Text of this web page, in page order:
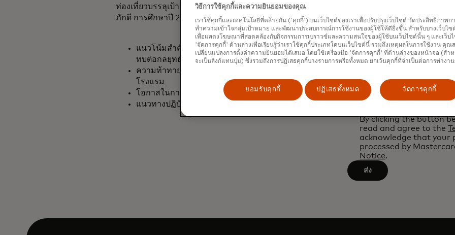
ท่องเที่ยวบรรลุเป้าหมายด้านประสบการณ์ของลูกค้าและความ
ภักดี การศึกษาปี 2024 ครอบคลุมถึง:
แนวโน้มสำคัญในอุตสาหกรรมการท่องเที่ยวและผลกระ
ทบต่อกลยุทธ์ทางธุรกิจ
ความท้าทายที่จำกัดการเติบโตของสายการบินและ
โรงแรม
โอกาสในการปรับปรุงประสบการณ์ของลูกค้า
แนวทางปฏิบัติที่แตกต่างกันไปในแต่ละภูมิภาค
*Industry
Filtering
will
applied
after
3
characters.
Country
Filtering
applied
after
characters.
Yes, I would like to
materials from
By clicking the button
read and agree to the
acknowledge that your
processed by
Notice.
ส่ง
วิธีการใช้คุกกี้และความยินยอมของคุณ
เราใช้คุกกี้และเทคโนโลยีที่คล้ายกัน ('คุกกี้') บนเว็บไซต์ของเราเพื่อปรับปรุงเว็บไซต์ วัดประสิทธิภาพก
ทำความเข้าใจกลุ่มเป้าหมาย และพัฒนาประสบการณ์การใช้งานของผู้ใช้ให้ดียิ่งขึ้น สำหรับบางเว็บไซ
เพื่อแสดงโฆษณาที่สอดคล้องกับกิจกรรมการเบราวซ์และความสนใจของผู้ใช้บนเว็บไซต์นั้น ๆ และเว็บ
'จัดการคุกกี้' ด้านล่างเพื่อเรียนรู้ว่าเราใช้คุกกี้ประเภทใดบนเว็บไซต์นี้ รวมถึงเหตุผลในการใช้งาน คุณ
เปลี่ยนแปลงการตั้งค่าความยินยอมได้เสมอ โดยใช้เครื่องมือ 'จัดการคุกกี้' ที่ด้านล่างของหน้าจอ (สำห
จะเป็นลิงก์แทนปุ่ม) ซึ่งรวมถึงการปฏิเสธคุกกี้บางรายการหรือทั้งหมด ยกเว้นคุกกี้ที่จำเป็นต่อการทำงาน
ยอมรับคุกกี้ ปฏิเสธทั้งหมด จัดการคุกกี้